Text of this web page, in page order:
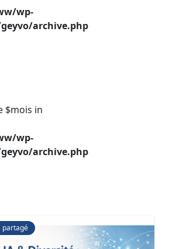
wp-
archive.php
$mois in
wp-
archive.php
partagé